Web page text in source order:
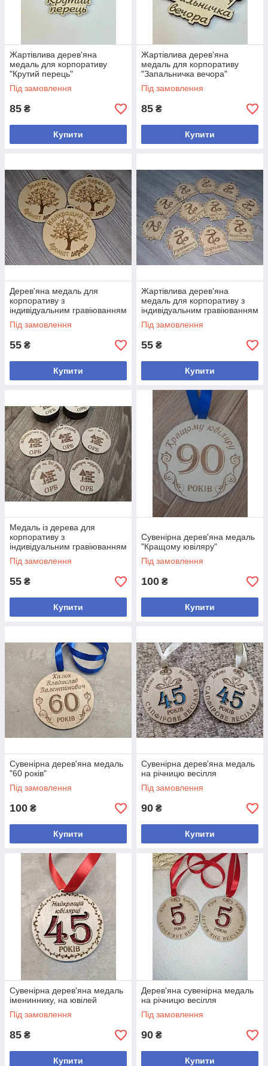
Жартівлива дерев'яна
медаль для корпоративу
"Крутий перець"
Під замовлення
85 ₴
Купити
Жартівлива дерев'яна
медаль для корпоративу
"Запальничка вечора"
Під замовлення
85 ₴
Купити
Дерев'яна медаль для
корпоративу з
індивідуальним гравіюванням
Під замовлення
55 ₴
Купити
Жартівлива дерев'яна
медаль для корпоративу з
індивідуальним гравіюванням
Під замовлення
55 ₴
Купити
Медаль із дерева для
корпоративу з
індивідуальним гравіюванням
Під замовлення
55 ₴
Купити
Сувенірна дерев'яна медаль
"Кращому ювіляру"
Під замовлення
100 ₴
Купити
Сувенірна дерев'яна медаль
"60 років"
Під замовлення
100 ₴
Купити
Сувенірна дерев'яна медаль
на річницю весілля
Під замовлення
90 ₴
Купити
Сувенірна дерев'яна медаль
імениннику, на ювілей
Під замовлення
85 ₴
Купити
Дерев'яна сувенірна медаль
на річницю весілля
Під замовлення
90 ₴
Купити